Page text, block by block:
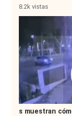
8.2k vistas
s muestran